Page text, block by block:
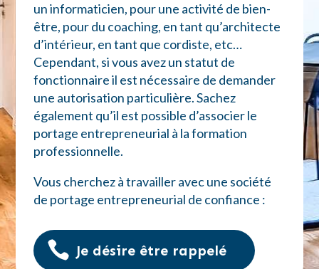
un informaticien, pour une activité de bien-
être, pour du coaching, en tant qu’architecte
d’intérieur, en tant que cordiste, etc…
Cependant, si vous avez un statut de
fonctionnaire il est nécessaire de demander
une autorisation particulière. Sachez
également qu’il est possible d’associer le
portage entrepreneurial à la formation
professionnelle.
Vous cherchez à travailler avec une société
de portage entrepreneurial de confiance :
Je désire être rappelé